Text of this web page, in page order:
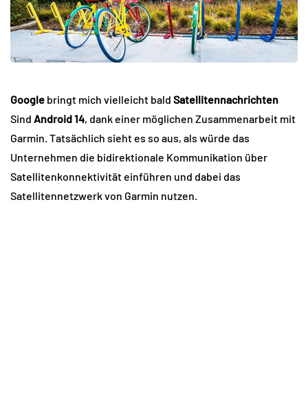
Google bringt mich vielleicht bald Satellitennachrichten
Sind Android 14, dank einer möglichen Zusammenarbeit mit
Garmin. Tatsächlich sieht es so aus, als würde das
Unternehmen die bidirektionale Kommunikation über
Satellitenkonnektivität einführen und dabei das
Satellitennetzwerk von Garmin nutzen.